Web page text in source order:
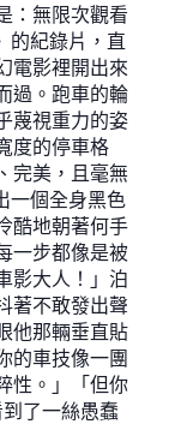
：無限次觀看
的紀錄片，直
電影裡開出來
過。跑車的輪
蔑視重力的姿
度的停車格
完美，且毫無
一個全身黑色
酷地朝著何手
一步都像是被
影大人！」泊
著不敢發出聲
他那輛垂直貼
的車技像一團
性。」「但你
了一絲愚蠢